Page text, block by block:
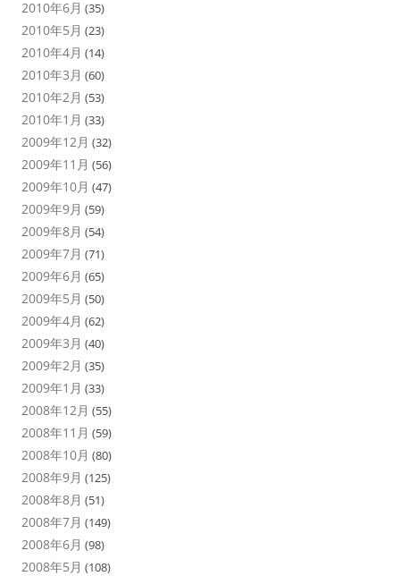
2010年6月 (35)
2010年5月 (23)
2010年4月 (14)
2010年3月 (60)
2010年2月 (53)
2010年1月 (33)
2009年12月 (32)
2009年11月 (56)
2009年10月 (47)
2009年9月 (59)
2009年8月 (54)
2009年7月 (71)
2009年6月 (65)
2009年5月 (50)
2009年4月 (62)
2009年3月 (40)
2009年2月 (35)
2009年1月 (33)
2008年12月 (55)
2008年11月 (59)
2008年10月 (80)
2008年9月 (125)
2008年8月 (51)
2008年7月 (149)
2008年6月 (98)
2008年5月 (108)